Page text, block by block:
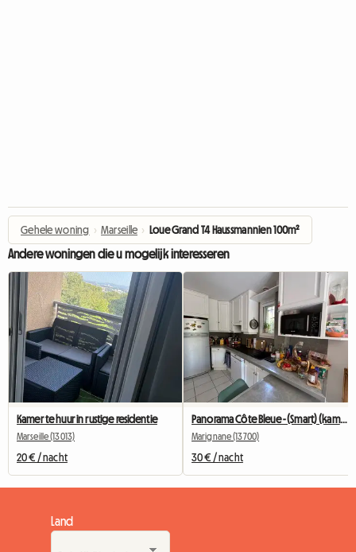
Gehele woning › Marseille › Loue Grand T4 Haussmannien 100m²
Andere woningen die u mogelijk interesseren
Kamer te huur in rustige residentie
Marseille (13013)
20 € / nacht
Panorama Côte Bleue - (Smart) (kamer)
Marignane (13700)
30 € / nacht
Land